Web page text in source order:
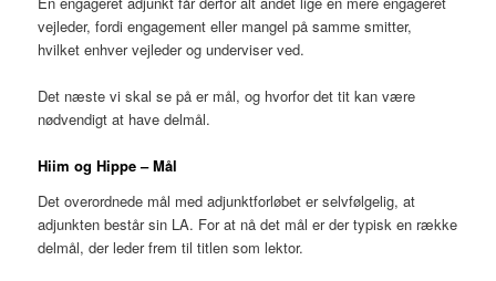
vejleder, fordi engagement eller mangel på samme smitter,
hvilket enhver vejleder og underviser ved.
Det næste vi skal se på er mål, og hvorfor det tit kan være
nødvendigt at have delmål.
Hiim og Hippe – Mål
Det overordnede mål med adjunktforløbet er selvfølgelig, at
adjunkten består sin LA. For at nå det mål er der typisk en række
delmål, der leder frem til titlen som lektor.